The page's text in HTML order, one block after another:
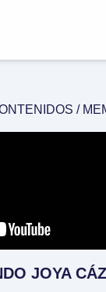
/
JOYA